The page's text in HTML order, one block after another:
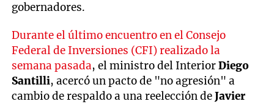
gobernadores.
Durante el último encuentro en el Consejo
Federal de Inversiones (CFI) realizado la
semana pasada, el ministro del InteriorDiego
Santilli, acercó un pacto de "no agresión" a
cambio de respaldo a una reelección deJavier